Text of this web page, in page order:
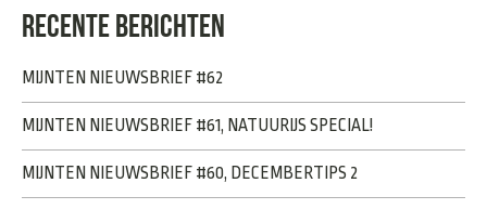
RECENTE BERICHTEN
MIJNTEN NIEUWSBRIEF #62
MIJNTEN NIEUWSBRIEF #61, NATUURIJS SPECIAL!
MIJNTEN NIEUWSBRIEF #60, DECEMBERTIPS 2